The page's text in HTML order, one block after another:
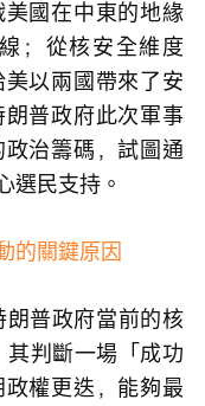
國在中東的地緣
；從核安全維度
以兩國帶來了安
普政府此次軍事
治籌碼，試圖通
選民支持。
的關鍵原因
朗普政府當前的核
判斷一場「成功
權更迭，能夠最